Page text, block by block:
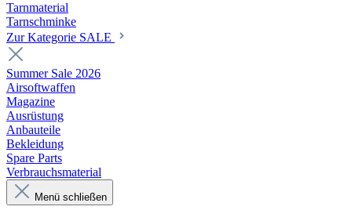
Tarnmaterial
Tarnschminke
Zur Kategorie SALE
Summer Sale 2026
Airsoftwaffen
Magazine
Ausrüstung
Anbauteile
Bekleidung
Spare Parts
Verbrauchsmaterial
Menü schließen